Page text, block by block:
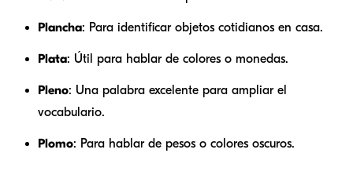
Plancha: Para identificar objetos cotidianos en casa.
Plata: Útil para hablar de colores o monedas.
Pleno: Una palabra excelente para ampliar el
vocabulario.
Plomo: Para hablar de pesos o colores oscuros.